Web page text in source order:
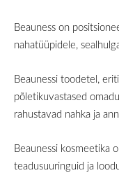
Beauness on
nahatüüpidele,
Beaunessi toodetel,
põletikuvastased
rahustavad nahka ja
Beaunessi kosmeetika
teadusuuringuid ja